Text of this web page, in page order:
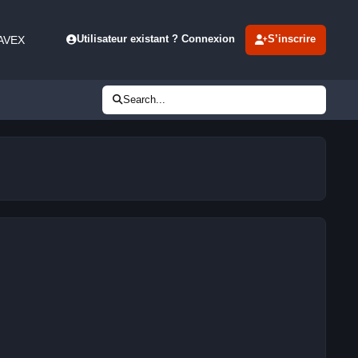
Utilisateur existant ? Connexion S’inscrire
Search...